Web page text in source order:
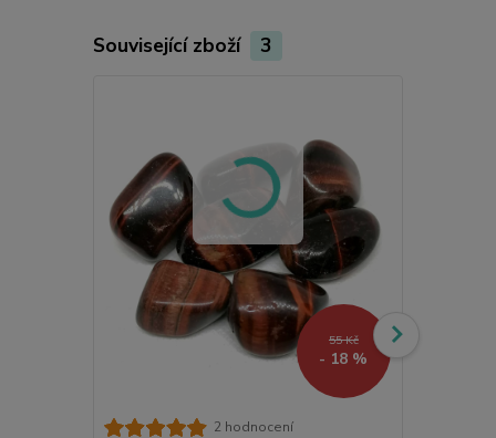
Související zboží 3
55 Kč
- 18 %
2 hodnocení